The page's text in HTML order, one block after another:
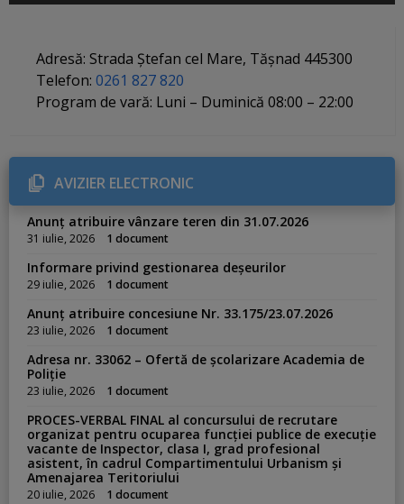
Adresă: Strada Ștefan cel Mare, Tășnad 445300
Telefon: 0261 827 820
Program de vară: Luni – Duminică 08:00 – 22:00
AVIZIER ELECTRONIC
Anunț atribuire vânzare teren din 31.07.2026
31 iulie, 2026 1 document
Informare privind gestionarea deșeurilor
29 iulie, 2026 1 document
Anunț atribuire concesiune Nr. 33.175/23.07.2026
23 iulie, 2026 1 document
Adresa nr. 33062 – Ofertă de școlarizare Academia de
Poliție
23 iulie, 2026 1 document
PROCES-VERBAL FINAL al concursului de recrutare
organizat pentru ocuparea funcției publice de execuție
vacante de Inspector, clasa I, grad profesional
asistent, în cadrul Compartimentului Urbanism și
Amenajarea Teritoriului
20 iulie, 2026 1 document